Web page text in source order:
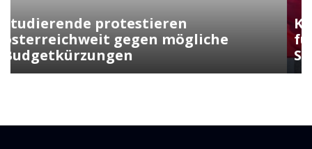
Kunasek fordert strengere Regeln
für die Verleihung der
Staatsbürgerschaft